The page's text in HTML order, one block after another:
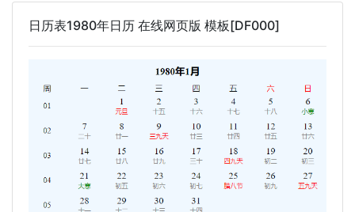
日历表1980年日历 在线网页版 模板[DF000]